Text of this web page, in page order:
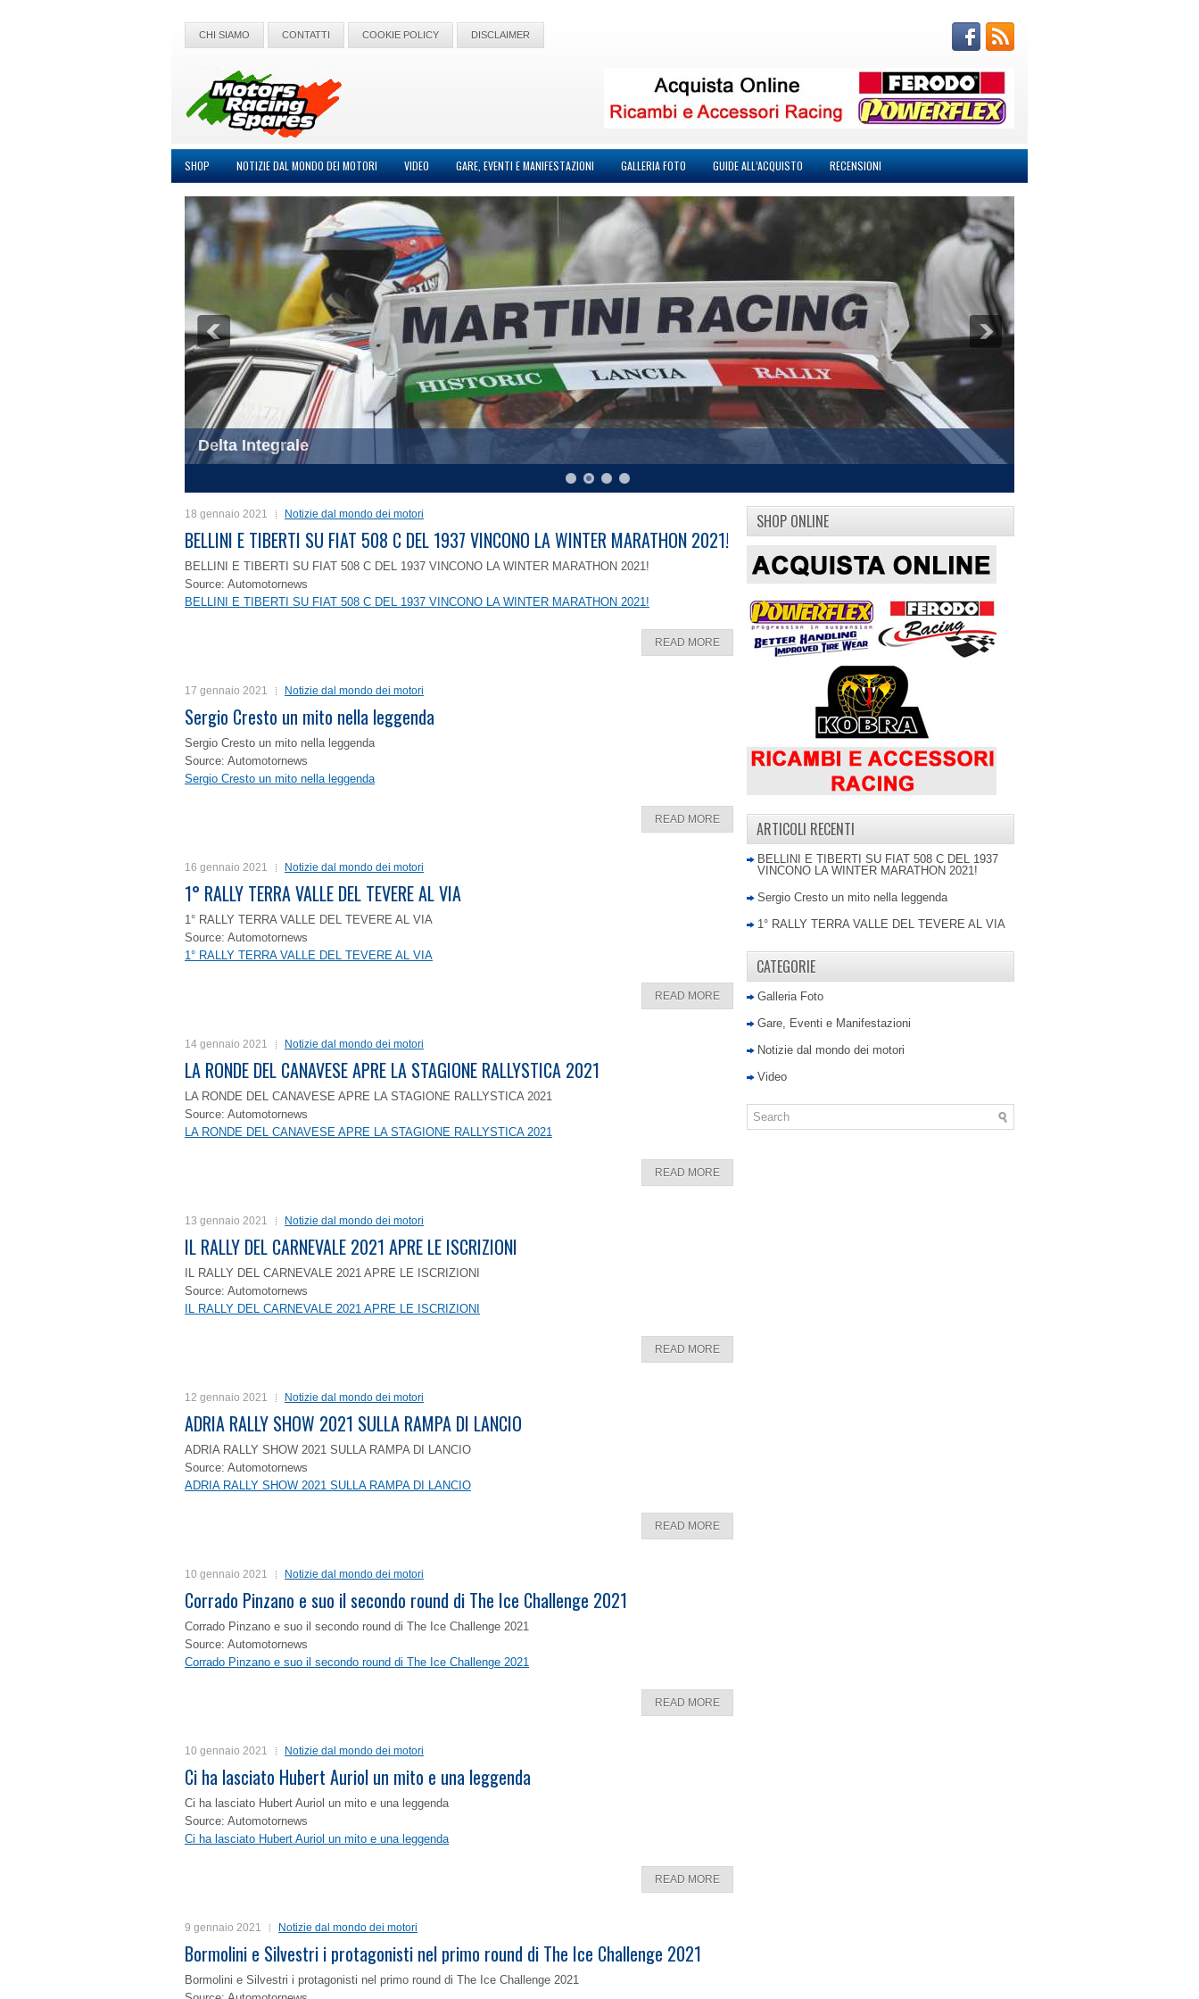
CHI SIAMO CONTATTI COOKIE POLICY DISCLAIMER
SHOP NOTIZIE DAL MONDO DEI MOTORI VIDEO GARE, EVENTI E MANIFESTAZIONI GALLERIA FOTO GUIDE ALL’ACQUISTO RECENSIONI
Delta Integrale
18 gennaio 2021 Notizie dal mondo dei motori
BELLINI E TIBERTI SU FIAT 508 C DEL 1937 VINCONO LA WINTER MARATHON 2021!
BELLINI E TIBERTI SU FIAT 508 C DEL 1937 VINCONO LA WINTER MARATHON 2021!
Source: Automotornews
BELLINI E TIBERTI SU FIAT 508 C DEL 1937 VINCONO LA WINTER MARATHON 2021!
READ MORE
17 gennaio 2021 Notizie dal mondo dei motori
Sergio Cresto un mito nella leggenda
Sergio Cresto un mito nella leggenda
Source: Automotornews
Sergio Cresto un mito nella leggenda
READ MORE
16 gennaio 2021 Notizie dal mondo dei motori
1° RALLY TERRA VALLE DEL TEVERE AL VIA
1° RALLY TERRA VALLE DEL TEVERE AL VIA
Source: Automotornews
1° RALLY TERRA VALLE DEL TEVERE AL VIA
READ MORE
14 gennaio 2021 Notizie dal mondo dei motori
LA RONDE DEL CANAVESE APRE LA STAGIONE RALLYSTICA 2021
LA RONDE DEL CANAVESE APRE LA STAGIONE RALLYSTICA 2021
Source: Automotornews
LA RONDE DEL CANAVESE APRE LA STAGIONE RALLYSTICA 2021
READ MORE
13 gennaio 2021 Notizie dal mondo dei motori
IL RALLY DEL CARNEVALE 2021 APRE LE ISCRIZIONI
IL RALLY DEL CARNEVALE 2021 APRE LE ISCRIZIONI
Source: Automotornews
IL RALLY DEL CARNEVALE 2021 APRE LE ISCRIZIONI
READ MORE
12 gennaio 2021 Notizie dal mondo dei motori
ADRIA RALLY SHOW 2021 SULLA RAMPA DI LANCIO
ADRIA RALLY SHOW 2021 SULLA RAMPA DI LANCIO
Source: Automotornews
ADRIA RALLY SHOW 2021 SULLA RAMPA DI LANCIO
READ MORE
10 gennaio 2021 Notizie dal mondo dei motori
Corrado Pinzano e suo il secondo round di The Ice Challenge 2021
Corrado Pinzano e suo il secondo round di The Ice Challenge 2021
Source: Automotornews
Corrado Pinzano e suo il secondo round di The Ice Challenge 2021
READ MORE
10 gennaio 2021 Notizie dal mondo dei motori
Ci ha lasciato Hubert Auriol un mito e una leggenda
Ci ha lasciato Hubert Auriol un mito e una leggenda
Source: Automotornews
Ci ha lasciato Hubert Auriol un mito e una leggenda
READ MORE
9 gennaio 2021 Notizie dal mondo dei motori
Bormolini e Silvestri i protagonisti nel primo round di The Ice Challenge 2021
Bormolini e Silvestri i protagonisti nel primo round di The Ice Challenge 2021
SHOP ONLINE
ARTICOLI RECENTI
BELLINI E TIBERTI SU FIAT 508 C DEL 1937
VINCONO LA WINTER MARATHON 2021!
Sergio Cresto un mito nella leggenda
1° RALLY TERRA VALLE DEL TEVERE AL VIA
CATEGORIE
Galleria Foto
Gare, Eventi e Manifestazioni
Notizie dal mondo dei motori
Video